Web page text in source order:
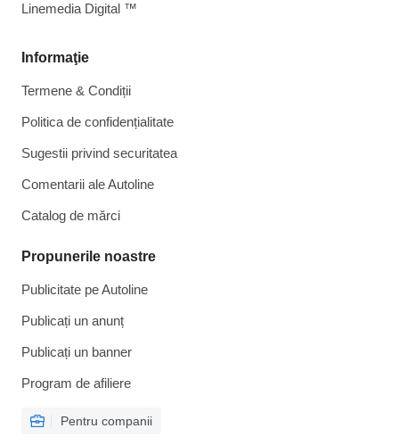
Informaţie
Termene & Condiții
Politica de confidențialitate
Sugestii privind securitatea
Comentarii ale Autoline
Catalog de mărcі
Propunerile noastre
Publicitate pe Autoline
Publicați un anunț
Publicați un banner
Program de afiliere
Pentru companii
Linemedia Digital ™